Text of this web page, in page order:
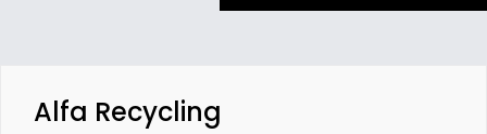
Alfa Recycling